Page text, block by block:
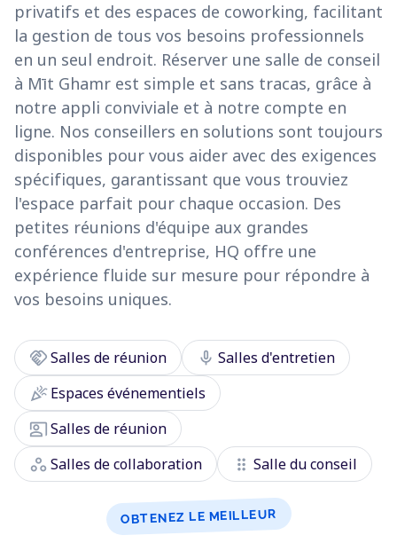
privatifs et des espaces de coworking, facilitant
la gestion de tous vos besoins professionnels
en un seul endroit. Réserver une salle de conseil
à Mīt Ghamr est simple et sans tracas, grâce à
notre appli conviviale et à notre compte en
ligne. Nos conseillers en solutions sont toujours
disponibles pour vous aider avec des exigences
spécifiques, garantissant que vous trouviez
l'espace parfait pour chaque occasion. Des
petites réunions d'équipe aux grandes
conférences d'entreprise, HQ offre une
expérience fluide sur mesure pour répondre à
vos besoins uniques.
handshakeSalles de réunion mic Salles d'entretien
celebrationEspaces événementiels
co_presentSalles de réunion
workspaces Salles de collaboration drag_indicator Salle du conseil
OBTENEZ LE MEILLEUR